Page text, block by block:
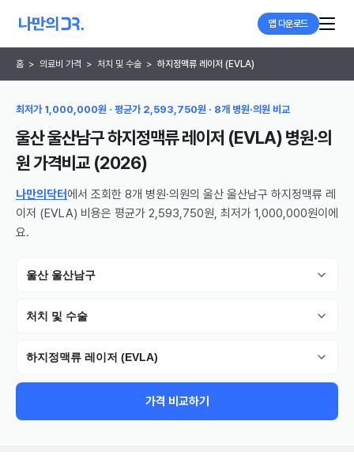
앱 다운로드
홈 > 의료비 가격 > 처치 및 수술 > 하지정맥류 레이저 (EVLA)
최저가 1,000,000원 · 평균가 2,593,750원 · 8개 병원·의원 비교
울산 울산남구 하지정맥류 레이저 (EVLA) 병원·의
원가격비교 (2026)
나만의닥터 에서 조회한 8개 병원·의원의 울산 울산남구 하지정맥류 레
이저 (EVLA) 비용은 평균가 2,593,750원, 최저가 1,000,000원이에
요.
울산 울산남구
처치 및 수술
하지정맥류 레이저 (EVLA)
가격 비교하기